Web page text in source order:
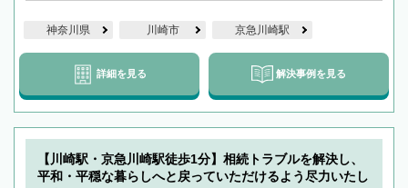
神奈川県 川崎市 京急川崎駅
詳細を見る 解決事例を見る
【川崎駅・京急川崎駅徒歩1分】相続トラブルを解決し、
平和・平穏な暮らしへと戻っていただけるよう尽力いたし